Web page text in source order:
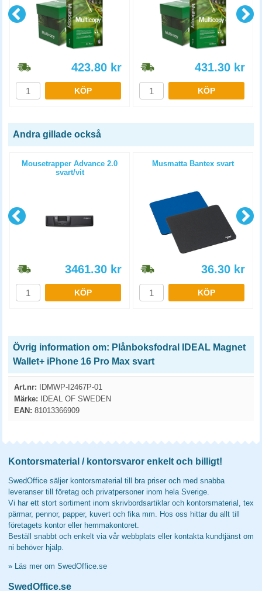
423.80 kr
KÖP
431.30 kr
KÖP
Andra gillade också
Mousetrapper Advance 2.0
svart/vit
3461.30 kr
KÖP
Musmatta Bantex svart
36.30 kr
KÖP
Övrig information om: Plånboksfodral IDEAL Magnet
Wallet+ iPhone 16 Pro Max svart
Art.nr: IDMWP-I2467P-01
Märke: IDEAL OF SWEDEN
EAN: 81013366909
Kontorsmaterial / kontorsvaror enkelt och billigt!
SwedOffice säljer kontorsmaterial till bra priser och med snabba
leveranser till företag och privatpersoner inom hela Sverige.
Vi har ett stort sortiment inom skrivbordsartiklar och kontorsmaterial, tex
pärmar, pennor, papper, kuvert och fika mm. Hos oss hittar du allt till
företagets kontor eller hemmakontoret.
Beställ snabbt och enkelt via vår webbplats eller kontakta kundtjänst om
ni behöver hjälp.
» Läs mer om SwedOffice.se
SwedOffice.se